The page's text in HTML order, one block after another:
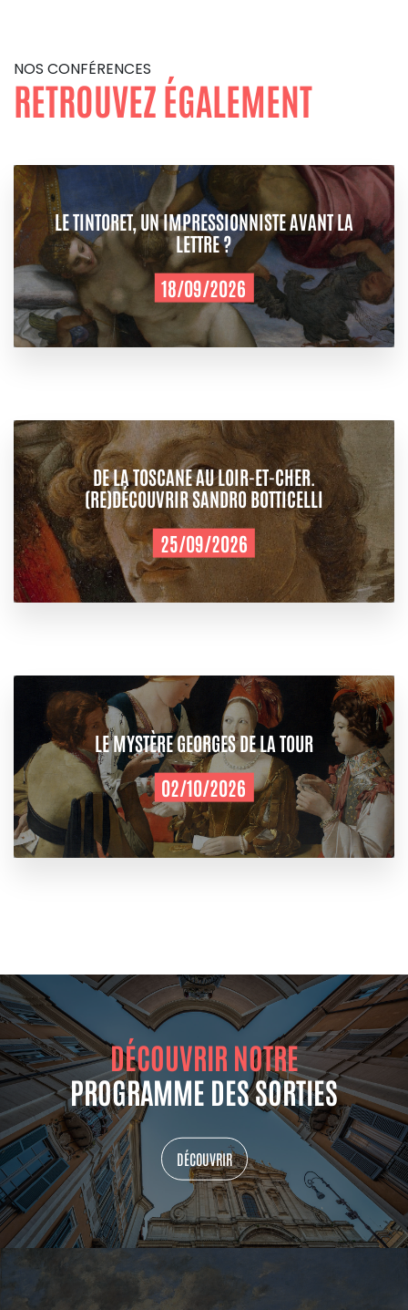
NOS CONFÉRENCES
RETROUVEZ ÉGALEMENT
LE TINTORET, UN IMPRESSIONNISTE AVANT LA
LETTRE ?
18/09/2026
DE LA TOSCANE AU LOIR-ET-CHER.
(RE)DÉCOUVRIR SANDRO BOTTICELLI
25/09/2026
LE MYSTÈRE GEORGES DE LA TOUR
02/10/2026
DÉCOUVRIR NOTRE
PROGRAMME DES SORTIES
DÉCOUVRIR